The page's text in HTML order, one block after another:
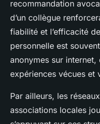
recommandation
d’un collègue
fiabilité et l’efficacité
personnelle est
anonymes sur internet,
expériences vécues et
Par ailleurs, les
associations locales